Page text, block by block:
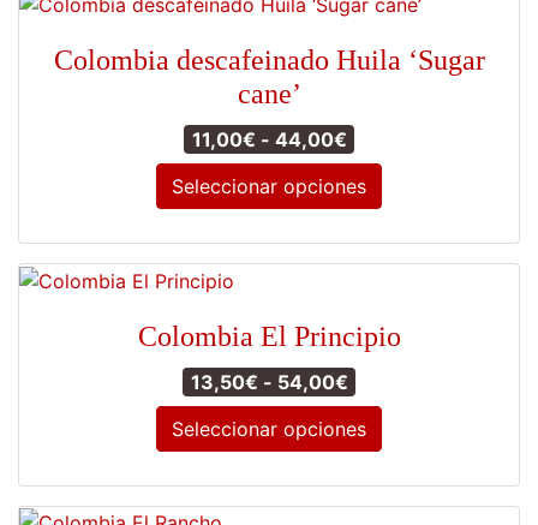
tiene
variantes.
Las
opciones
se
pueden
elegir
en
de
Colombia descafeinado Huila ‘Sugar
cane’
11,00€ - 44,00€Rango de precios:
Seleccionar opciones
producto
variantes.
Las
opciones
se
elegir
Colombia El Principio
13,50€ - 54,00€Rango de precios:
Seleccionar opciones
producto